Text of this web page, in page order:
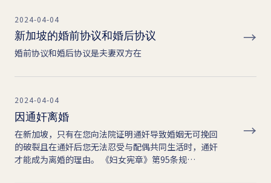
2024-04-04
新加坡的婚前协议和婚后协议
婚前协议和婚后协议是夫妻双方在
→
2024-04-04
因通奸离婚
在新加坡，只有在您向法院证明通奸导致婚姻无可挽回
的破裂且在通奸后您无法忍受与配偶共同生活时，通奸
才能成为离婚的理由。 《妇女宪章》第95条规…
→